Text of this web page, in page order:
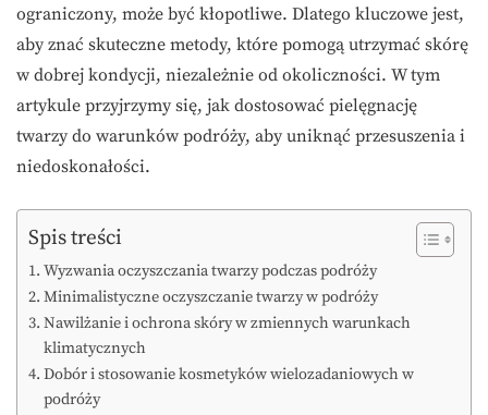
ograniczony, może być kłopotliwe. Dlatego kluczowe jest,
aby znać skuteczne metody, które pomogą utrzymać skórę
w dobrej kondycji, niezależnie od okoliczności. W tym
artykule przyjrzymy się, jak dostosować pielęgnację
twarzy do warunków podróży, aby uniknąć przesuszenia i
niedoskonałości.
Spis treści
Wyzwania oczyszczania twarzy podczas podróży
Minimalistyczne oczyszczanie twarzy w podróży
Nawilżanie i ochrona skóry w zmiennych warunkach
klimatycznych
Dobór i stosowanie kosmetyków wielozadaniowych w
podróży